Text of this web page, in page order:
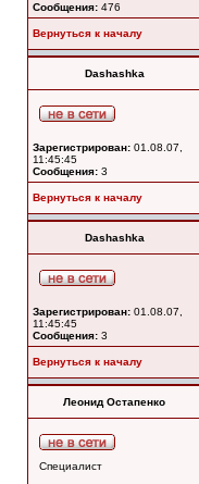
Сообщения: 476
Вернуться к началу
Dashashka
Зарегистрирован: 01.08.07,
11:45:45
Сообщения: 3
Вернуться к началу
Dashashka
Зарегистрирован: 01.08.07,
11:45:45
Сообщения: 3
Вернуться к началу
Леонид Остапенко
Специалист